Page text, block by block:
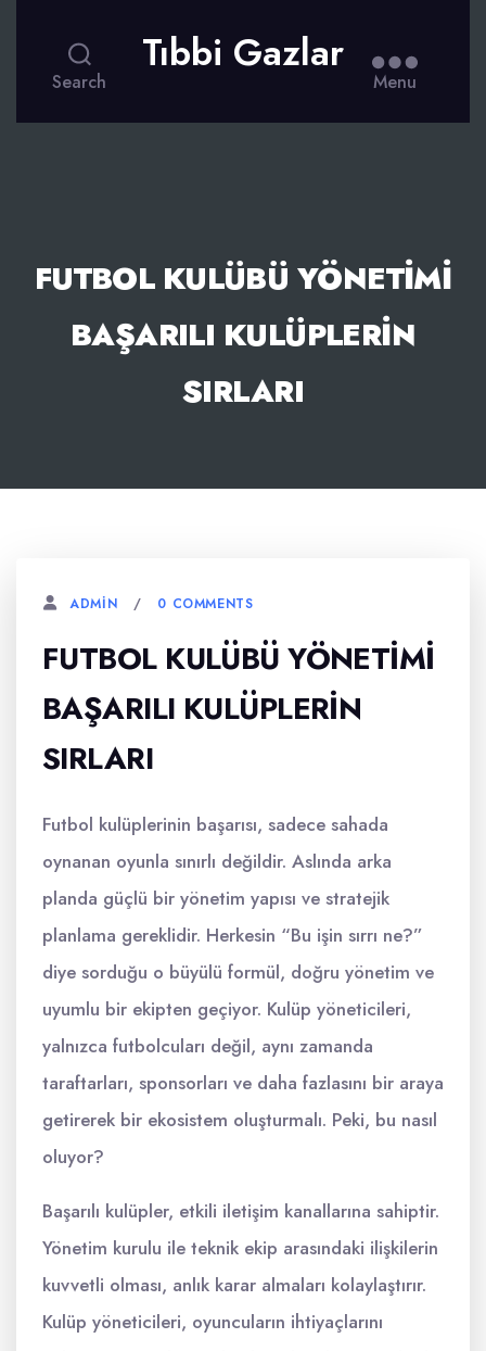
Search
Tıbbi Gazlar
Menu
FUTBOL KULÜBÜ YÖNETIMI
BAŞARILI KULÜPLERIN
SIRLARI
ADMIN 0 COMMENTS
FUTBOL KULÜBÜ YÖNETIMI
BAŞARILI KULÜPLERIN
SIRLARI
Futbol kulüplerinin başarısı, sadece sahada
oynanan oyunla sınırlı değildir. Aslında arka
planda güçlü bir yönetim yapısı ve stratejik
planlama gereklidir. Herkesin “Bu işin sırrı ne?”
diye sorduğu o büyülü formül, doğru yönetim ve
uyumlu bir ekipten geçiyor. Kulüp yöneticileri,
yalnızca futbolcuları değil, aynı zamanda
taraftarları, sponsorları ve daha fazlasını bir araya
getirerek bir ekosistem oluşturmalı. Peki, bu nasıl
oluyor?
Başarılı kulüpler, etkili iletişim kanallarına sahiptir.
Yönetim kurulu ile teknik ekip arasındaki ilişkilerin
kuvvetli olması, anlık karar almaları kolaylaştırır.
Kulüp yöneticileri, oyuncuların ihtiyaçlarını